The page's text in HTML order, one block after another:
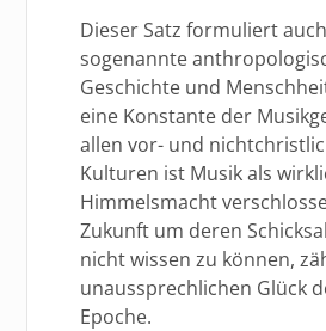
Dieser Satz formuliert
sogenannte
Geschichte und
eine Konstante der
allen vor- und
Kulturen ist Musik als
Himmelsmacht
Zukunft um deren
nicht wissen zu können,
unaussprechlichen Glück
Epoche.